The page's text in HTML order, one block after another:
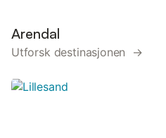
Arendal
Utforsk destinasjonen →